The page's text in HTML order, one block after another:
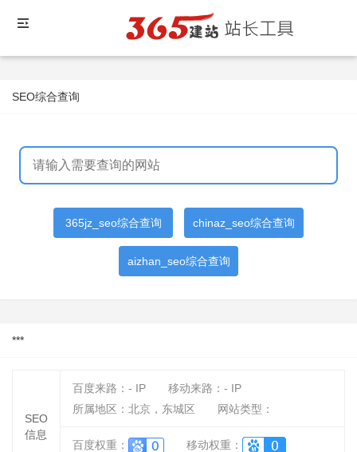
SEO综合查询
365jz_seo综合查询 chinaz_seo综合查询
aizhan_seo综合查询
***
SEO
信息
百度来路： - IP 移动来路： - IP
所属地区：北京，东城区
网站类型：
百度权重：
移动权重：